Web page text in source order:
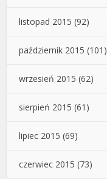
listopad 2015 (92)
październik 2015 (101)
wrzesień 2015 (62)
sierpień 2015 (61)
lipiec 2015 (69)
czerwiec 2015 (73)